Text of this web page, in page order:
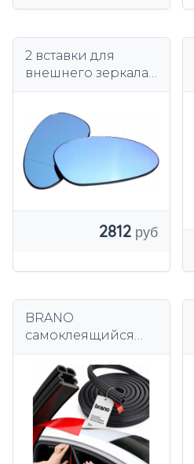
2 вставки для
внешнего зеркала
BMW E81 E87 E90
E91
2812
BRANO
самоклеящийся
уплотнитель EPDM
14x15 мм 5 м
черный